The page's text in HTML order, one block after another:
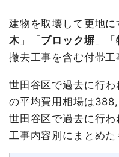
建物を取壊して更地
木」「 ブロック塀 」「
撤去工事を含む付帯工
世田谷区で過去に行
の平均費用相場は
世田谷区で過去に行わ
工事内容別にまとめた